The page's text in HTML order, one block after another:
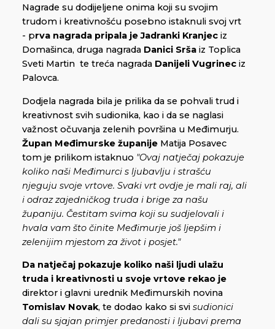
Nagrade su dodijeljene onima koji su svojim
trudom i kreativnošću posebno istaknuli svoj vrt
- prva nagrada pripala jeJadranki Kranjec iz
Domašinca, druga nagrada Danici Srša iz Toplica
Sveti Martin te treća nagrada Danijeli Vugrinec iz
Palovca.
Dodjela nagrada bila je prilika da se pohvali trud i
kreativnost svih sudionika, kao i da se naglasi
važnost očuvanja zelenih površina u Međimurju.
Župan Međimurske županije Matija Posavec
tom je prilikom istaknuo "Ovaj natječaj pokazuje
koliko naši Međimurci s ljubavlju i strašću
njeguju svoje vrtove. Svaki vrt ovdje je mali raj, ali
i odraz zajedničkog truda i brige za našu
županiju. Čestitam svima koji su sudjelovali i
hvala vam što činite Međimurje još ljepšim i
zelenijim mjestom za život i posjet."
Da natječaj pokazuje koliko naši ljudi ulažu
truda i kreativnosti u svoje vrtove rekao je
direktor i glavni urednik Međimurskih novina
Tomislav Novak, te dodao kako si svi sudionici
dali su sjajan primjer predanosti i ljubavi prema